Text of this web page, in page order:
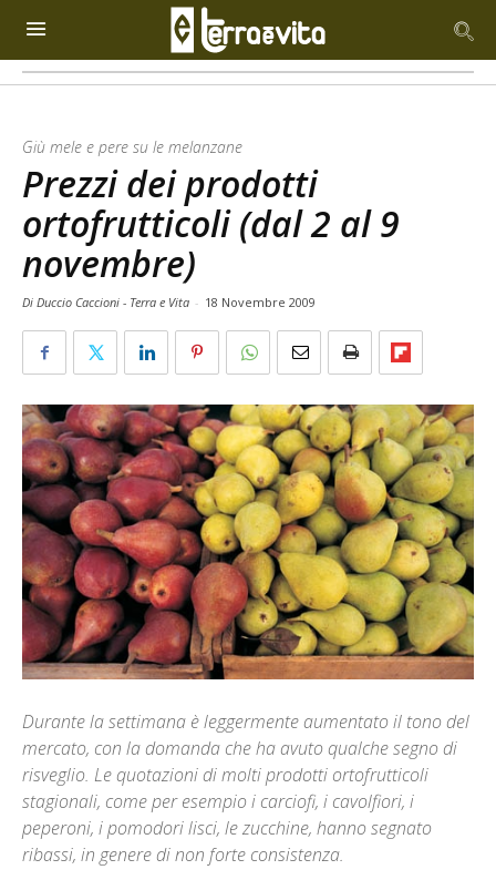
Giù mele e pere su le melanzane
Prezzi dei prodotti
ortofrutticoli (dal 2 al 9
novembre)
Di Duccio Caccioni - Terra e Vita - 18 Novembre 2009
Durante la settimana è leggermente aumentato il tono del
mercato, con la domanda che ha avuto qualche segno di
risveglio. Le quotazioni di molti prodotti ortofrutticoli
stagionali, come per esempio i carciofi, i cavolfiori, i
peperoni, i pomodori lisci, le zucchine, hanno segnato
ribassi, in genere di non forte consistenza.